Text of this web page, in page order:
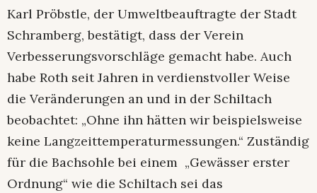
Karl Pröbstle, der Umweltbeauftragte der Stadt
Schramberg, bestätigt, dass der Verein
Verbesserungsvorschläge gemacht habe. Auch
habe Roth seit Jahren in verdienstvoller Weise
die Veränderungen an und in der Schiltach
beobachtet: „Ohne ihn hätten wir beispielsweise
keine Langzeittemperaturmessungen.“ Zuständig
für die Bachsohle bei einem „Gewässer erster
Ordnung“ wie die Schiltach sei das